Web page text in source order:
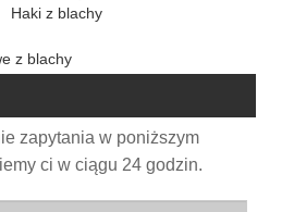
Haki z blachy
z blachy
zapytania w poniższym
ci w ciągu 24 godzin.